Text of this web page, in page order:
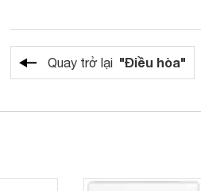
Quay trở lại "Điều hòa"